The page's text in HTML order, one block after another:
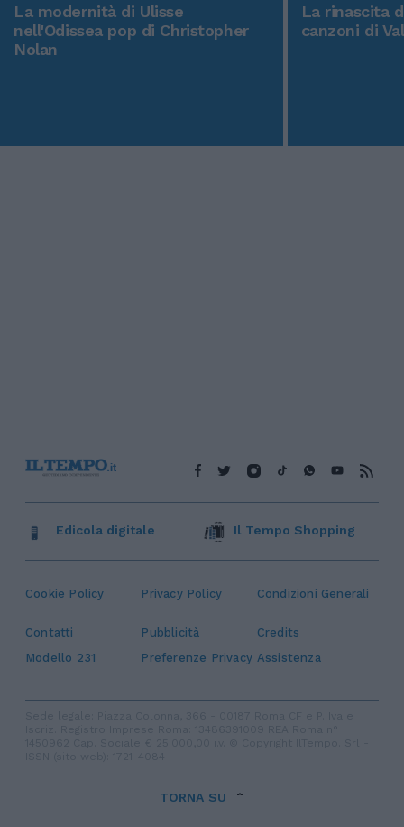
La modernità di Ulisse
nell'Odissea pop di Christopher
Nolan
La rinascita
canzoni di
Cookie Policy Privacy Policy Condizioni Generali
Contatti Pubblicità
Credits
Modello 231
Preferenze Privacy Assistenza
Edicola digitale Il Tempo Shopping
TORNA SU